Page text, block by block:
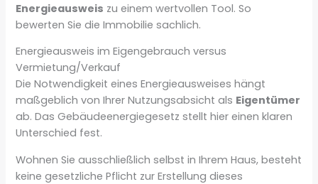
Energieausweis zu einem wertvollen Tool. So
bewerten Sie die Immobilie sachlich.
Energieausweis im Eigengebrauch versus
Vermietung/Verkauf
Die Notwendigkeit eines Energieausweises hängt
maßgeblich von Ihrer Nutzungsabsicht als Eigentümer
ab. Das Gebäudeenergiegesetz stellt hier einen klaren
Unterschied fest.
Wohnen Sie ausschließlich selbst in Ihrem Haus, besteht
keine gesetzliche Pflicht zur Erstellung dieses